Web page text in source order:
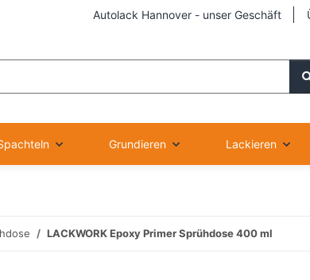
Autolack Hannover - unser Geschäft
Grundieren Lackieren
LACKWORK Epoxy Primer Sprühdose 400 ml